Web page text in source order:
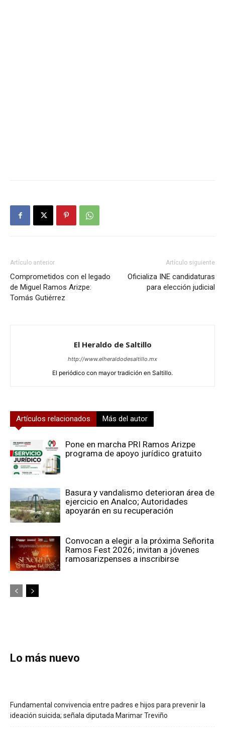
Artículo anterior
Comprometidos con el legado
de Miguel Ramos Arizpe:
Tomás Gutiérrez
Artículo siguiente
Oficializa INE candidaturas
para elección judicial
El Heraldo de Saltillo
http://www.elheraldodesaltillo.mx
El periódico con mayor tradición en Saltillo.
Artículos relacionados Más del autor
Pone en marcha PRI Ramos Arizpe
programa de apoyo jurídico gratuito
Basura y vandalismo deterioran área de
ejercicio en Analco; Autoridades
apoyarán en su recuperación
Convocan a elegir a la próxima Señorita
Ramos Fest 2026; invitan a jóvenes
ramosarizpenses a inscribirse
Lo más nuevo
Fundamental convivencia entre padres e hijos para prevenir la
ideación suicida; señala diputada Marimar Treviño